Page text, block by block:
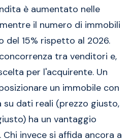
è aumentato nelle
il numero di immobili
del 15% rispetto al 2026.
tra venditori e,
per l'acquirente. Un
un immobile con
dati reali (prezzo giusto,
ha un vantaggio
invece si affida ancora a